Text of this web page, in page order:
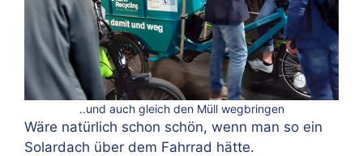
..und auch gleich den Müll wegbringen
Wäre natürlich schon schön, wenn man so ein
Solardach über dem Fahrrad hätte.